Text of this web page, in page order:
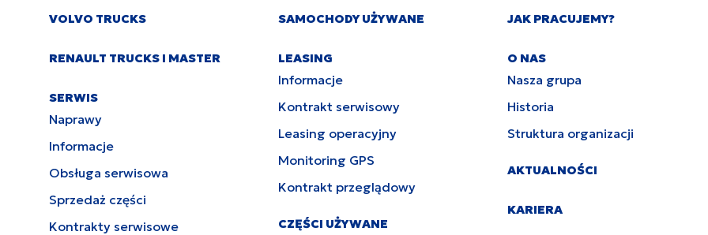
VOLVO TRUCKS
RENAULT TRUCKS I MASTER
SERWIS
Naprawy
Informacje
Obsługa serwisowa
Sprzedaż części
Kontrakty serwisowe
SAMOCHODY UŻYWANE
LEASING
Informacje
Kontrakt serwisowy
Leasing operacyjny
Monitoring GPS
Kontrakt przeglądowy
CZĘŚCI UŻYWANE
JAK PRACUJEMY?
O NAS
Nasza grupa
Historia
Struktura organizacji
AKTUALNOŚCI
KARIERA